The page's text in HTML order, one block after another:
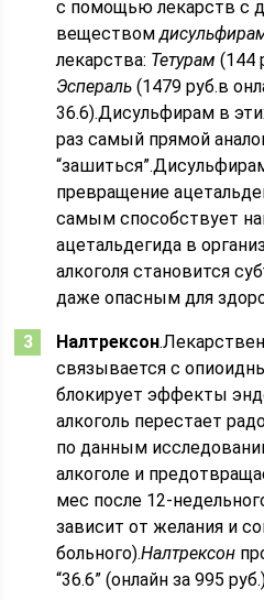
с помощью лекарств с
веществом
лекарства: Тетурам (144
Эспераль (1479 руб.в
36.6).Дисульфирам в
раз самый прямой
превращение
самым способствует
ацетальдегида в
алкоголя становится
даже опасным для
Налтрексон
связывается с
блокирует эффекты
алкоголь перестает
по данным
алкоголе и
мес после 12-
зависит от желания и
больного).Налтрексон
“36.6” (онлайн за 995